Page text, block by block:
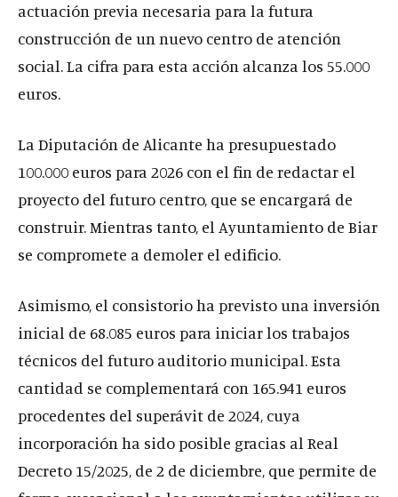
actuación previa necesaria para la futura
construcción de un nuevo centro de atención
social. La cifra para esta acción alcanza los 55.000
euros.
La Diputación de Alicante ha presupuestado
100.000 euros para 2026 con el fin de redactar el
proyecto del futuro centro, que se encargará de
construir. Mientras tanto, el Ayuntamiento de Biar
se compromete a demoler el edificio.
Asimismo, el consistorio ha previsto una inversión
inicial de 68.085 euros para iniciar los trabajos
técnicos del futuro auditorio municipal. Esta
cantidad se complementará con 165.941 euros
procedentes del superávit de 2024, cuya
incorporación ha sido posible gracias al Real
Decreto 15/2025, de 2 de diciembre, que permite de